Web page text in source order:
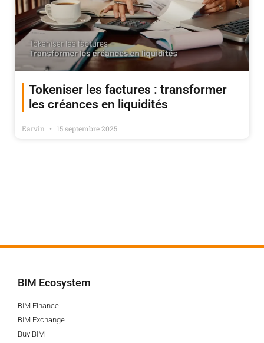
Tokeniser les factures : transformer
les créances en liquidités
Earvin 15 septembre 2025
BIM Ecosystem
BIM Finance
BIM Exchange
Buy BIM